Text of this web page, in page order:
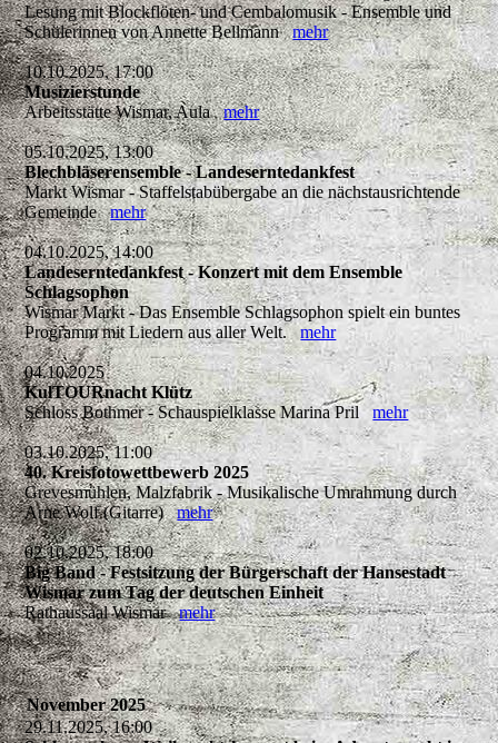
Lesung mit Blockflöten- und Cembalomusik - Ensemble und
Schülerinnen von Annette Bellmannmehr
10.10.2025, 17:00
Musizierstunde
Arbeitsstätte Wismar, Aulamehr
05.10.2025, 13:00
Blechbläserensemble - Landeserntedankfest
Markt Wismar - Staffelstabübergabe an die nächstausrichtende
Gemeindemehr
04.10.2025, 14:00
Landeserntedankfest - Konzert mit dem Ensemble
Schlagsophon
Wismar Markt - Das Ensemble Schlagsophon spielt ein buntes
Programm mit Liedern aus aller Welt.mehr
04.10.2025
KulTOURnacht Klütz
Schloss Bothmer - Schauspielklasse Marina Prilmehr
03.10.2025, 11:00
40. Kreisfotowettbewerb 2025
Grevesmühlen, Malzfabrik - Musikalische Umrahmung durch
Arne Wolf (Gitarre)mehr
02.10.2025, 18:00
Big Band - Festsitzung der Bürgerschaft der Hansestadt
Wismar zum Tag der deutschen Einheit
Rathaussaal Wismarmehr
November 2025
29.11.2025, 16:00